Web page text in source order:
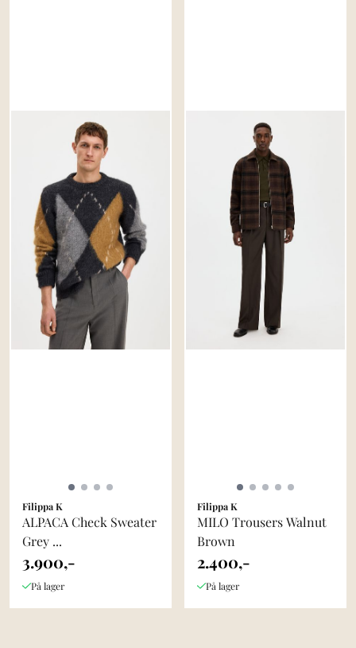
Filippa K
ALPACA Check Sweater
Grey ...
3.900,-
På lager
Filippa K
MILO Trousers Walnut
Brown
2.400,-
På lager